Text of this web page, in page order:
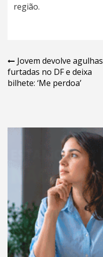
região.
Navegação
de
Jovem devolve agulhas
furtadas no DF e deixa
bilhete: ‘Me perdoa’